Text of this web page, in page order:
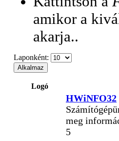
amikor a
akarja..
Laponként:
Logó
HWiNFO32
meg
5